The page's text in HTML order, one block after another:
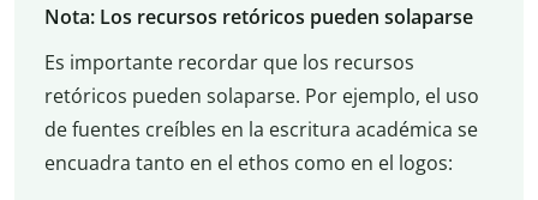
Nota: Los recursos retóricos pueden solaparse
Es importante recordar que los recursos
retóricos pueden solaparse. Por ejemplo, el uso
de fuentes creíbles en la escritura académica se
encuadra tanto en el ethos como en el logos: